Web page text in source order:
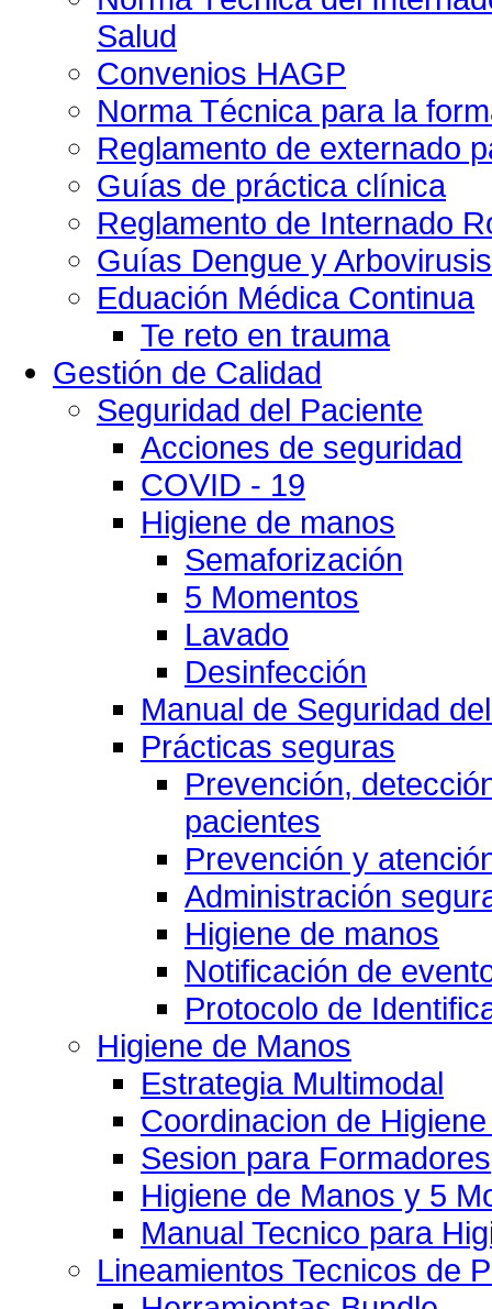
Salud
Convenios HAGP
Norma Técnica para la
Reglamento de externado
Guías de práctica clínica
Reglamento de Internado
Guías Dengue y
Eduación Médica Continua
Te reto en trauma
Gestión de Calidad
Seguridad del Paciente
Acciones de seguridad
COVID - 19
Higiene de manos
Semaforización
5 Momentos
Lavado
Desinfección
Manual de Seguridad
Prácticas seguras
Prevención,
pacientes
Prevención y
Administración
Higiene de manos
Notificación de
Protocolo de
Higiene de Manos
Estrategia Multimodal
Coordinacion de
Sesion para
Higiene de Manos y 5
Manual Tecnico para
Lineamientos Tecnicos de